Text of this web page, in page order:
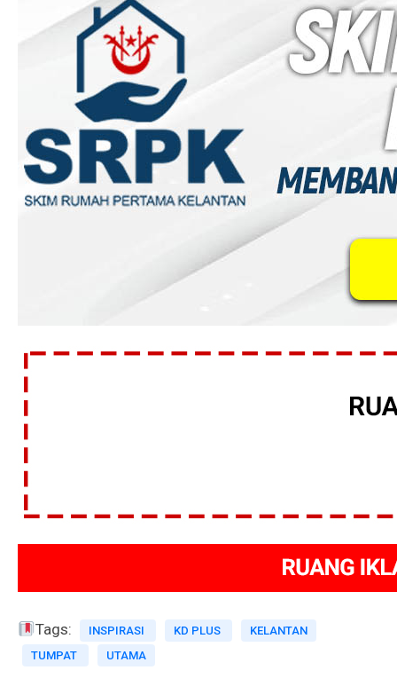
Tags: INSPIRASI KD PLUS
KELANTAN
TUMPAT
UTAMA